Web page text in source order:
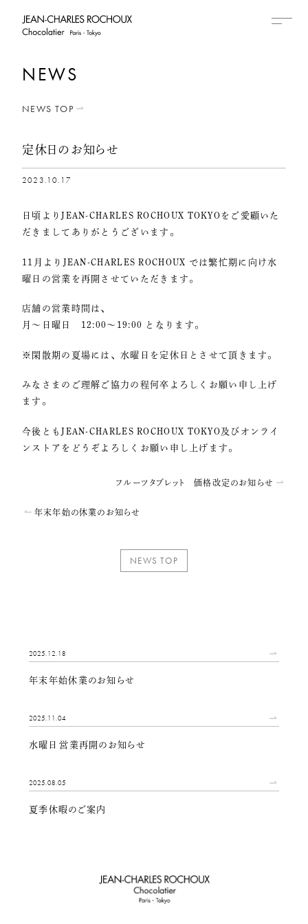
NEWS
NEWS TOP
定休日のお知らせ
2023.10.17
日頃よりJEAN-CHARLES ROCHOUX TOKYOをご愛顧いた
だきましてありがとうございます。
11月よりJEAN-CHARLES ROCHOUX では繁忙期に向け水
曜日の営業を再開させていただきます。
店舗の営業時間は、
月〜日曜日 12:00〜19:00 となります。
※閑散期の夏場には、水曜日を定休日とさせて頂きます。
みなさまのご理解ご協力の程何卒よろしくお願い申し上げ
ます。
今後ともJEAN-CHARLES ROCHOUX TOKYO及びオンライ
ンストアをどうぞよろしくお願い申し上げます。
フルーツタブレット 価格改定のお知らせ
年末年始の休業のお知らせ
NEWS TOP
2025.12.18
年末年始休業のお知らせ
2025.11.04
水曜日 営業再開のお知らせ
2025.08.05
夏季休暇のご案内